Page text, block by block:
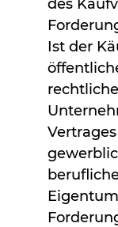
des
Ist der